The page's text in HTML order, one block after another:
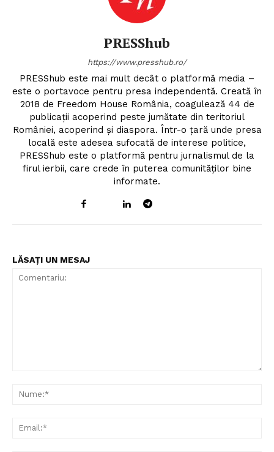
PRESShub
https://www.presshub.ro/
PRESShub este mai mult decât o platformă media –
este o portavoce pentru presa independentă. Creată în
2018 de Freedom House România, coagulează 44 de
publicații acoperind peste jumătate din teritoriul
României, acoperind și diaspora. Într-o țară unde presa
locală este adesea sufocată de interese politice,
PRESShub este o platformă pentru jurnalismul de la
firul ierbii, care crede în puterea comunităților bine
informate.
LĂSAȚI UN MESAJ